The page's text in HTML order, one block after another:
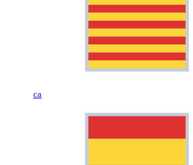
ca